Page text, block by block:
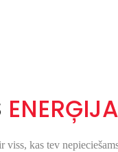
viss, kas tev